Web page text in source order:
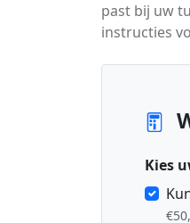
past bij uw
instructies
Kies